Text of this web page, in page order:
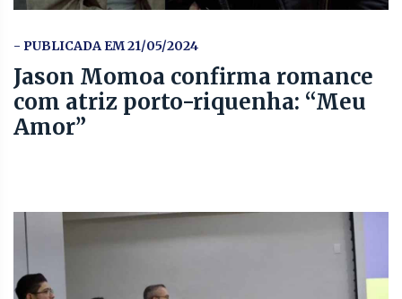
- PUBLICADA EM 21/05/2024
Jason Momoa confirma romance
com atriz porto-riquenha: “Meu
Amor”